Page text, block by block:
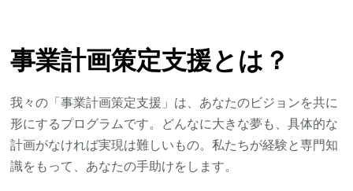
事業計画策定支援とは？
我々の「事業計画策定支援」は、あなたのビジョンを共に
形にするプログラムです。どんなに大きな夢も、具体的な
計画がなければ実現は難しいもの。私たちが経験と専門知
識をもって、あなたの手助けをします。